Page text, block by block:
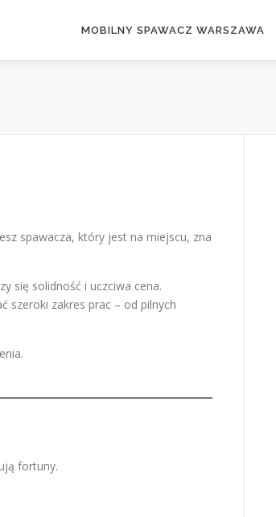
MOBILNY SPAWACZ WARSZAWA
spawacza, który jest na miejscu, zna
się solidność i uczciwa cena.
szeroki zakres prac – od pilnych
fortuny.